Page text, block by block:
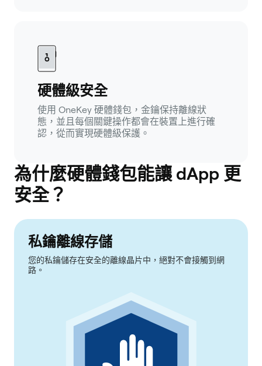
硬體級安全
使用 OneKey 硬體錢包，金鑰保持離線狀
態，並且每個關鍵操作都會在裝置上進行確
認，從而實現硬體級保護。
為什麼硬體錢包能讓 dApp 更
安全？
私鑰離線存儲
您的私鑰儲存在安全的離線晶片中，絕對不會接觸到網
路。